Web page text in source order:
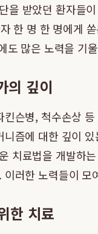
을 받았던 환자들
한 명 한 명에게
도 많은 노력을 기
의 깊이
슨병, 척수손상
즘에 대한 깊이
치료법을 개발하
러한 노력들이 모
한 치료